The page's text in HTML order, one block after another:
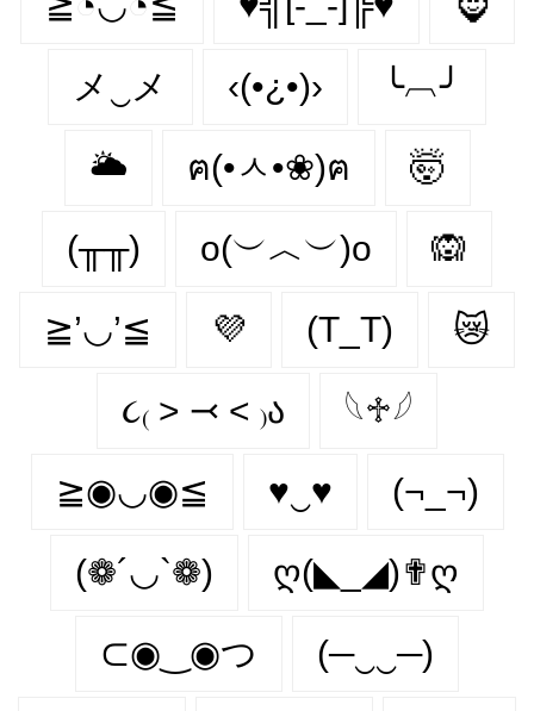
メ‿メ ‹(•¿•)› ╰︹╯
🌥️ ฅ(•ㅅ•❀)ฅ 🤯
(╥╥) o(︶︿︶)o 🙉
≧’◡’≦ 💜 (T_T) 😿
૮₍ ˃ ⤙ ˂ ₎ა 𓆩♱𓆪
≧◉◡◉≦ ♥‿♥ (¬_¬)
(❁´◡`❁) ღ(◣_◢)✟ღ
⊂◉‿◉つ (─‿‿─)